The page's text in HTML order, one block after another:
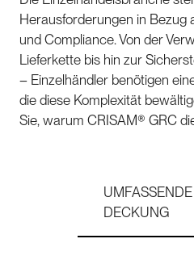
Herausforderungen in Bezug
und Compliance. Von der
Lieferkette bis hin zur
– Einzelhändler benötigen
die diese Komplexität
Sie, warum CRISAM® GRC
UMFASSENDE
DECKUNG